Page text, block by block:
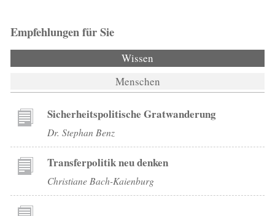
Empfehlungen für Sie
Wissen
Menschen
Sicherheitspolitische Gratwanderung
Dr. Stephan Benz
Transferpolitik neu denken
Christiane Bach-Kaienburg